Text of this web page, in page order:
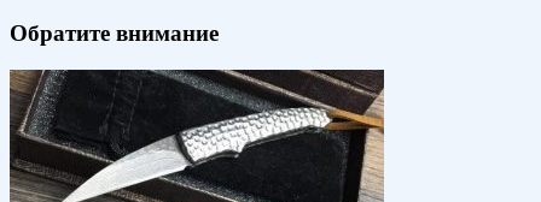
Обратите внимание